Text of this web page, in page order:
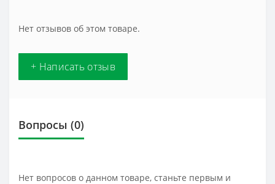
Нет отзывов об этом товаре.
+ Написать отзыв
Вопросы (0)
Нет вопросов о данном товаре, станьте первым и